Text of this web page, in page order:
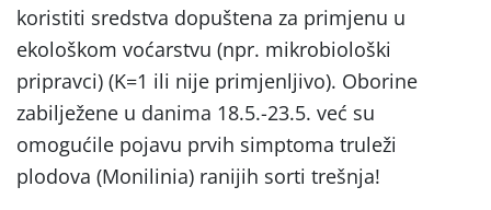
koristiti sredstva dopuštena za primjenu u
ekološkom voćarstvu (npr. mikrobiološki
pripravci) (K=1 ili nije primjenljivo). Oborine
zabilježene u danima 18.5.-23.5. već su
omogućile pojavu prvih simptoma truleži
plodova (Monilinia) ranijih sorti trešnja!